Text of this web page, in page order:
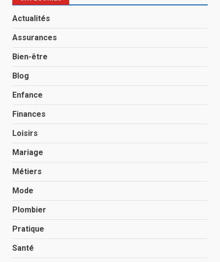
Actualités
Assurances
Bien-être
Blog
Enfance
Finances
Loisirs
Mariage
Métiers
Mode
Plombier
Pratique
Santé